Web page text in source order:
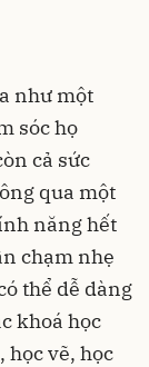
như một
sóc họ
cả sức
qua một
năng hết
chạm nhẹ
thể dễ dàng
khoá học
học vẽ, học